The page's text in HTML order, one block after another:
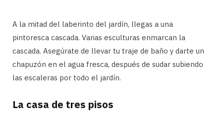
A la mitad del laberinto del jardín, llegas a una
pintoresca cascada. Varias esculturas enmarcan la
cascada. Asegúrate de llevar tu traje de baño y darte un
chapuzón en el agua fresca, después de sudar subiendo
las escaleras por todo el jardín.
La casa de tres pisos